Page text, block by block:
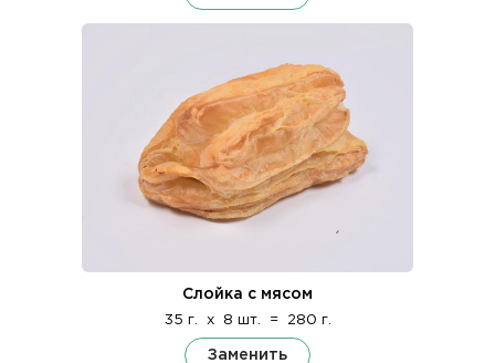
Слойка с мясом
35 г. x 8 шт. = 280 г.
Заменить